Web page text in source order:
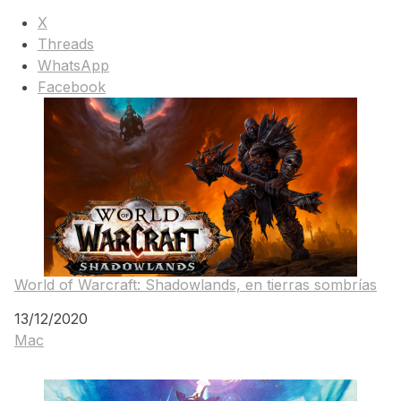
X
Threads
WhatsApp
Facebook
World of Warcraft: Shadowlands, en tierras sombrías
Fecha
13/12/2020
Respecto a
Mac